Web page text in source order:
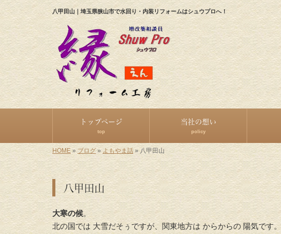
八甲田山｜埼玉県狭山市で水回り・内装リフォームはシュウプロへ！
トップページ
top
当社の想い
policy
HOME» ブログ » よもやま話 » 八甲田山
八甲田山
大寒の候。
北の国では 大雪だそぅですが、関東地方は からからの 陽気です。